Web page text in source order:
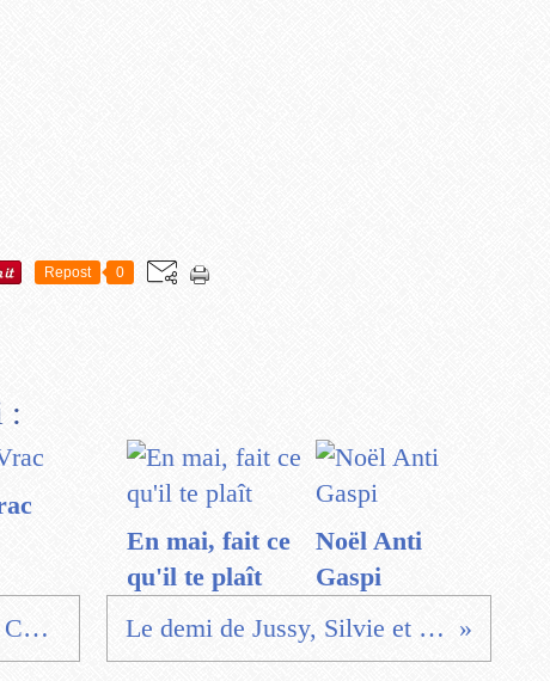
Repost 0
:
En mai, fait ce
qu'il te plaît
Noël Anti
Gaspi
Trois Victoires à la Course de Berne
Le demi de Jussy, Silvie et l'encouragement